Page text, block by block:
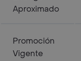
Aproximado
Promoción
Vigente